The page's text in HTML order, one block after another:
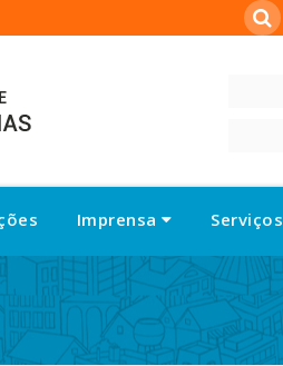
Imprensa Serviços